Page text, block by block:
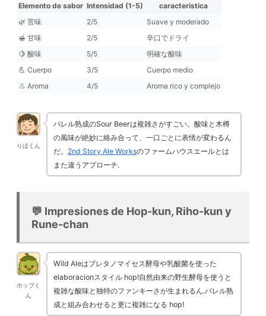
Elemento de sabor Intensidad (1-5)
caracteristica
🌿 苦味
2/5
Suave y moderado
🍯 甘味
2/5
辛口でドライ
🍋 酸味
5/5
明確な酸味
💪 Cuerpo
3/5
Cuerpo medio
👃 Aroma
4/5 Aroma rico y complejo
りほくん
バレル熟成のSour Beerは複雑さがすごい。酸味と木樽
の風味が絶妙に絡み合って、一口ごとに表情が変わるん
だ。 2nd Story Ale Worksのファームハウスエールとは
また違うアプローチ.
💬 Impresiones de Hop-kun, Riho-kun y
Rune-chan
ホップく
ん
Wild Aleはブレタノマイセス酵母や乳酸菌を使った
elaboracionスタイル hop!自然由来の野生酵母を使うと
複雑な酸味と独特のファンキーさが生まれるん.バレル熟
成と組み合わせると更に複雑になる hop!